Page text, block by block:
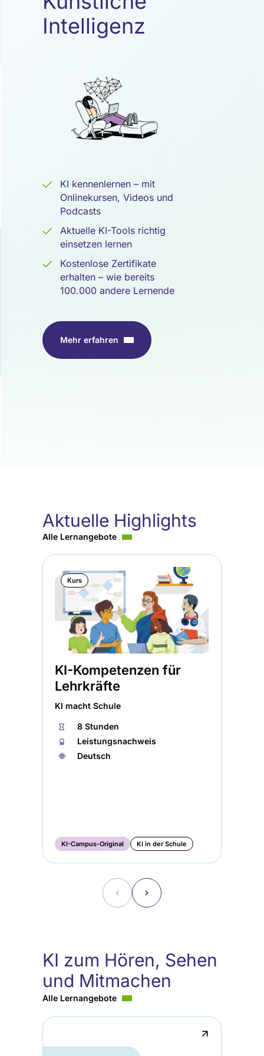
Intelligenz
Intelligenz
KI kennenlernen – mit
Onlinekursen, Videos und
Podcasts
Aktuelle KI-Tools richtig
einsetzen lernen
Kostenlose Zertifikate
erhalten – wie bereits
100.000 andere Lernende
Mehr erfahren
Aktuelle Highlights
Alle Lernangebote
Kurs
KI-Kompetenzen für
Lehrkräfte
KI macht Schule
⏱
8 Stunden
🏅︎
Leistungsnachweis
🌐︎
Deutsch
KI-Campus-Original KI in der Schule
˂ ˃
KI zum Hören, Sehen
und Mitmachen
Alle Lernangebote
↗